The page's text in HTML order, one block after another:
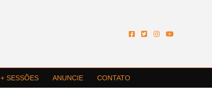
+ SESSÕES ANUNCIE CONTATO